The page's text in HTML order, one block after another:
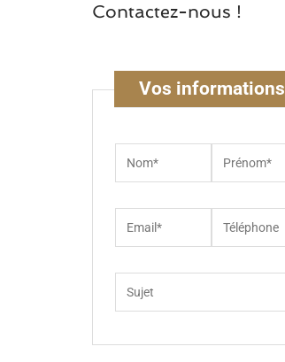
Contactez-nous !
Vos informations